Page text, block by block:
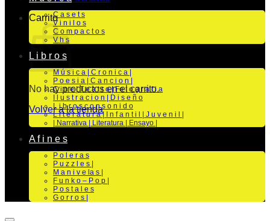
Carrito
No hay productos en el carrito.
Volver a la tienda
C a s e t s
V i n i l o s
C o m p a c t o s
V h s
L i b r o s
M ú s i c a | C r o n i c a |
P o e s i a | C a n c i o n |
C i n e | T e a t r o | Fo t o g r a f i a
I l u s t r a c i o n | D i s e ñ o
L i b r o s c o n s o n i d o
L i t e r a t u r a | I n f a n t i l | J u v e n i l |
| Narrativa | Literatura | Ensayo |
A f i n e s
P o l e r a s
P u z z l e s |
M a n i v e la s |
F u n k o – P o p |
P o s t a l e s
G o r r o s |